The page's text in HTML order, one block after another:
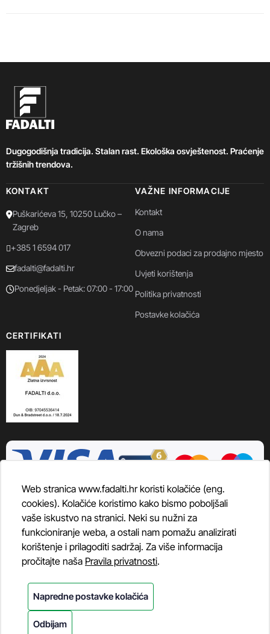
Dugogodišnja tradicija. Stalan rast. Ekološka osvještenost. Praćenje
tržišnih trendova.
KONTAKT
Puškarićeva 15, 10250 Lučko –
Zagreb
+385 1 6594 017
fadalti@fadalti.hr
Ponedjeljak - Petak: 07:00 - 17:00
VAŽNE INFORMACIJE
Kontakt
O nama
Obvezni podaci za prodajno mjesto
Uvjeti korištenja
Politika privatnosti
Postavke kolačića
CERTIFIKATI
Web stranica www.fadalti.hr koristi kolačiće (eng.
cookies). Kolačiće koristimo kako bismo poboljšali
vaše iskustvo na stranici. Neki su nužni za
funkcioniranje weba, a ostali nam pomažu analizirati
korištenje i prilagoditi sadržaj. Za više informacija
pročitajte naša Pravila privatnosti.
Napredne postavke kolačića
Odbijam